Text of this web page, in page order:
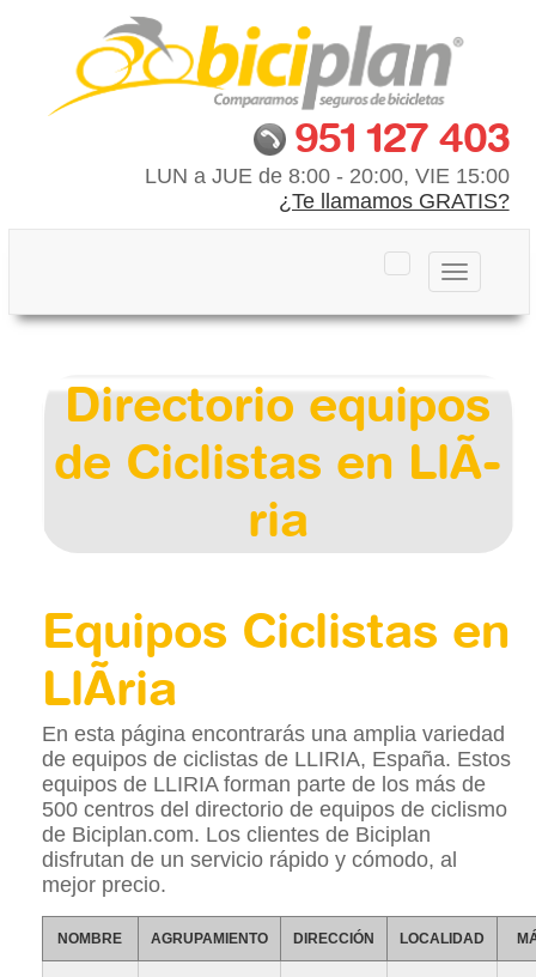
951 127 403
LUN a JUE de 8:00 - 20:00, VIE 15:00
¿Te llamamos GRATIS?
Toggle
navigation
Directorio equipos
de Ciclistas en LlÃ­
ria
Equipos Ciclistas en
LlÃ­ria
En esta página encontrarás una amplia variedad
de equipos de ciclistas de LLIRIA, España. Estos
equipos de LLIRIA forman parte de los más de
500 centros del directorio de equipos de ciclismo
de Biciplan.com. Los clientes de Biciplan
disfrutan de un servicio rápido y cómodo, al
mejor precio.
NOMBRE AGRUPAMIENTO DIRECCIÓN LOCALIDAD